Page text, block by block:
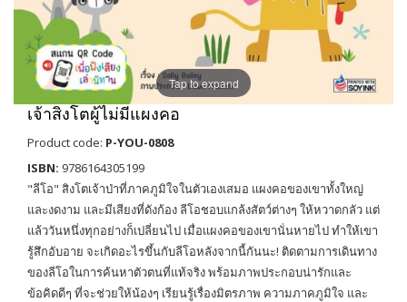
Tap to expand
เจ้าสิงโตผู้ไม่มีแผงคอ
Product code: P-YOU-0808
ISBN: 9786164305199
"ลีโอ" สิงโตเจ้าป่าที่ภาคภูมิใจในตัวเองเสมอ แผงคอของเขาทั้งใหญ่
และงดงาม และมีเสียงที่ดังก้อง ลีโอชอบแกล้งสัตว์ต่างๆ ให้หวาดกลัว แต่
แล้ววันหนึ่งทุกอย่างก็เปลี่ยนไป เมื่อเเผงคอของเขานั่นหายไป ทำให้เขา
รู้สึกอับอาย จะเกิดอะไรขึ้นกับลีโอหลังจากนี้กันนะ! ติดตามการเดินทาง
ของลีโอในการค้นหาตัวตนที่แท้จริง พร้อมภาพประกอบน่ารักและ
ข้อคิดดีๆ ที่จะช่วยให้น้องๆ เรียนรู้เรื่องมิตรภาพ ความภาคภูมิใจ และ